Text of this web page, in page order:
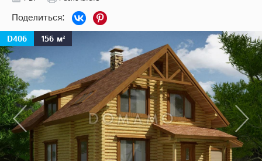
D406 156 м²